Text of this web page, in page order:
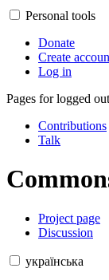
Personal tools
Donate
Create
Log in
Pages for logged
Contributions
Talk
Project page
Discussion
українська